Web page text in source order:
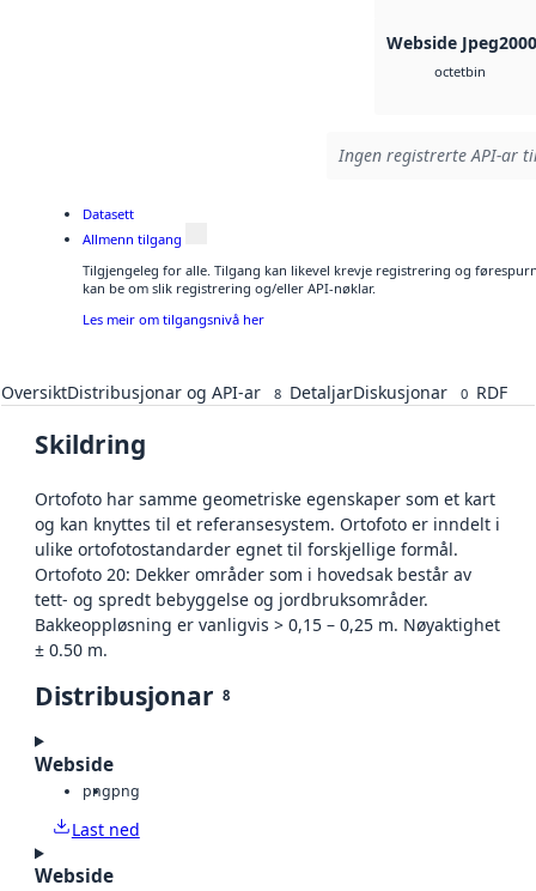
Webside Jpeg2000
octetbin
Ingen registrerte API-ar
Datasett
Allmenn tilgang
Tilgjengeleg for alle. Tilgang kan likevel krevje registrering og
kan be om slik registrering og/eller API-nøklar.
Les meir om tilgangsnivå her
OversiktDistribusjonar og API-ar 8 DetaljarDiskusjonar 0 RDF
Skildring
Ortofoto har samme geometriske egenskaper som et kart
og kan knyttes til et referansesystem. Ortofoto er inndelt i
ulike ortofotostandarder egnet til forskjellige formål.
Ortofoto 20: Dekker områder som i hovedsak består av
tett- og spredt bebyggelse og jordbruksområder.
Bakkeoppløsning er vanligvis > 0,15 – 0,25 m. Nøyaktighet
± 0.50 m.
Distribusjonar 8
Webside
pngpng
Last ned
Webside